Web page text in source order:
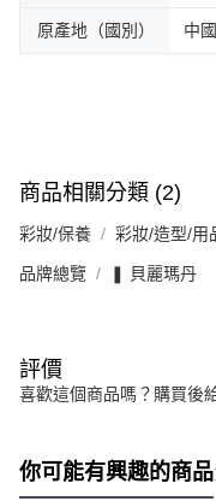
原產地（國別） 中國
商品相關分類 (2)
彩妝/保養 彩妝/造型/用
品牌總覽 ❚ 貝麗瑪丹
評價
喜歡這個商品嗎？購買後
你可能有興趣的商品